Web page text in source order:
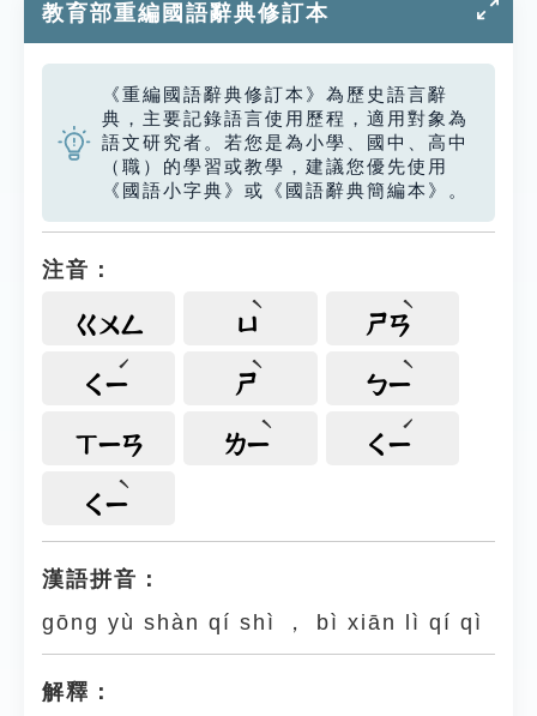
教育部重編國語辭典修訂本
《重編國語辭典修訂本》為歷史語言辭
典，主要記錄語言使用歷程，適用對象為
語文研究者。若您是為小學、國中、高中
（職）的學習或教學，建議您優先使用
《國語小字典》或《國語辭典簡編本》。
注音：
ㄍㄨㄥ ㄩ ㄕㄢ
ㄑㄧ ㄕ ㄅㄧ
ㄒㄧㄢ ㄌㄧ ㄑㄧ
ㄑㄧ
漢語拼音：
gōng yù shàn qí shì ， bì xiān lì qí qì
解釋：